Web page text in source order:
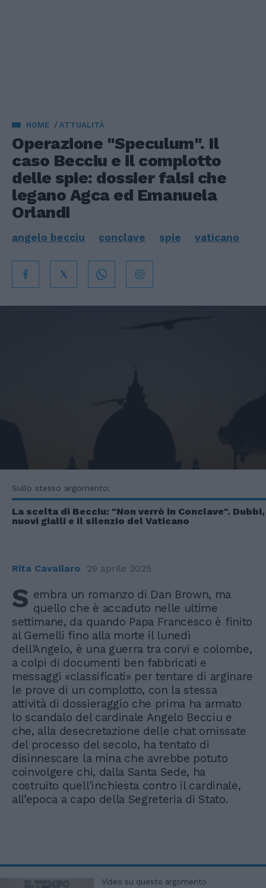
HOME ATTUALITÀ
Operazione "Speculum". Il
caso Becciu e il complotto
delle spie: dossier falsi che
legano Agca ed Emanuela
Orlandi
angelo becciu conclave spie vaticano
Sullo stesso argomento:
La scelta di Becciu: "Non verrò in Conclave". Dubbi,
nuovi gialli e il silenzio del Vaticano
Rita Cavallaro 29 aprile 2025
S embra un romanzo di Dan Brown, ma
quello che è accaduto nelle ultime
settimane, da quando Papa Francesco è finito
al Gemelli fino alla morte il lunedì
dell'Angelo, è una guerra tra corvi e colombe,
a colpi di documenti ben fabbricati e
messaggi «classificati» per tentare di arginare
le prove di un complotto, con la stessa
attività di dossieraggio che prima ha armato
lo scandalo del cardinale Angelo Becciu e
che, alla desecretazione delle chat omissate
del processo del secolo, ha tentato di
disinnescare la mina che avrebbe potuto
coinvolgere chi, dalla Santa Sede, ha
costruito quell'inchiesta contro il cardinale,
all’epoca a capo della Segreteria di Stato.
Video su questo argomento